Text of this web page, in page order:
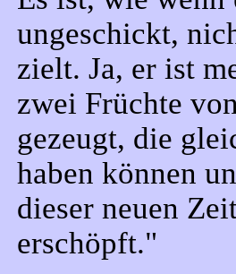
ungeschickt,
zielt. Ja, er ist
zwei Früchte
gezeugt, die
haben können
dieser neuen
erschöpft."